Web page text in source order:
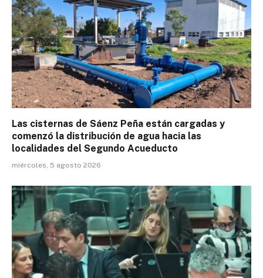
Las cisternas de Sáenz Peña están cargadas y
comenzó la distribución de agua hacia las
localidades del Segundo Acueducto
miércoles, 5 agosto 2026